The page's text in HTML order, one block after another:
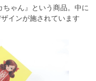
ゃん』という商品。中に
インが施されています